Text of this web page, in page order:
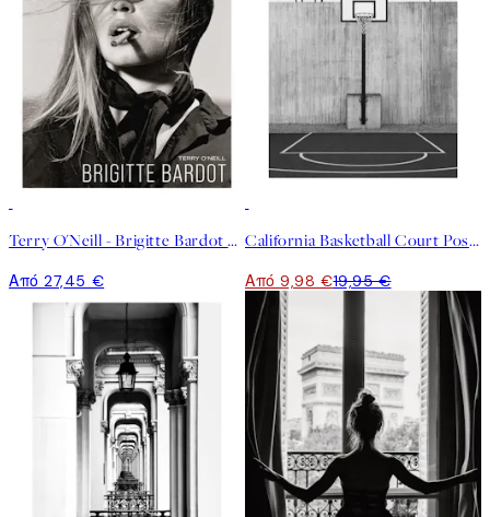
Terry O'Neill - Brigitte Bardot Poster
Από 27,45 €
California Basketball Court Poster
Από 9,98 €19,95 €